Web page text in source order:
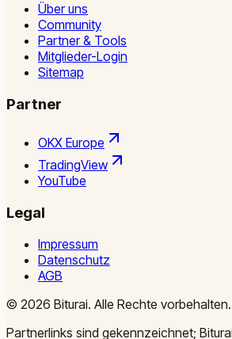
Über uns
Community
Partner & Tools
Mitglieder-Login
Sitemap
Partner
OKX Europe
TradingView
YouTube
Legal
Impressum
Datenschutz
AGB
© 2026 Biturai. Alle Rechte vorbehalten.
Partnerlinks sind gekennzeichnet;